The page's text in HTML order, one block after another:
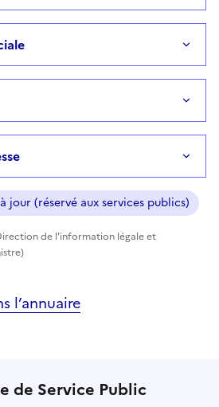
jour (réservé aux services publics)
de l'information légale et
l’annuaire
de Service Public